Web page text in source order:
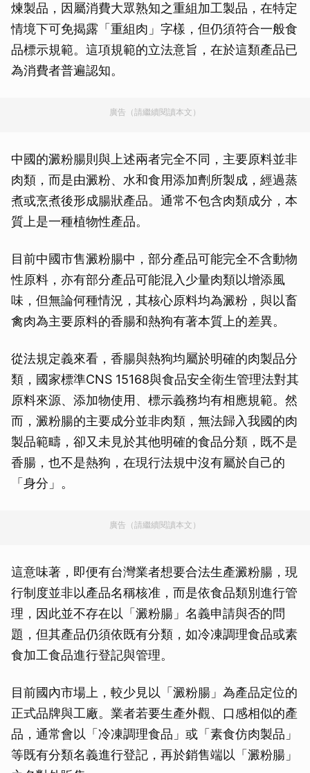
煉製品，因屬消費大眾熟知之重組加工製品，在特定
情境下可免揭露「重組肉」字樣，但仍須符合一般食
品標示規範。這項規範的立法意旨，在於這類產品已
為消費者普遍認知。
廣告（請繼續閱讀本文）
中國的澱粉腸則與上述兩者完全不同，主要原料並非
肉類，而是由澱粉、水和食用添加劑所製成，經過蒸
煮或烹煮後形成腸狀產品。通常不包含肉類成分，本
質上是一種植物性產品。
目前中國市售澱粉腸中，部分產品可能完全不含動物
性原料，亦有部分產品可能混入少量肉類以增添風
味，但無論何種情況，其核心原料均為澱粉，與以畜
禽肉為主要原料的香腸和熱狗有著本質上的差異。
從法規定義來看，香腸與熱狗均屬於明確的肉製品分
類，國家標準CNS 15168與食品安全衛生管理法對其
原料來源、添加物使用、標示義務均有相應規範。然
而，澱粉腸的主要成分並非肉類，無法歸入我國的肉
製品範疇，卻又未見於其他明確的食品分類，既不是
香腸，也不是熱狗，在現行法規中沒有屬於自己的
「身分」。
廣告（請繼續閱讀本文）
這意味著，即便有台灣業者想要合法生產澱粉腸，現
行制度並非以產品名稱核准，而是依食品類別進行管
理，因此並不存在以「澱粉腸」名義申請與否的問
題，但其產品仍須依既有分類，如冷凍調理食品或素
食加工食品進行登記與管理。
目前國內市場上，較少見以「澱粉腸」為產品定位的
正式品牌與工廠。業者若要生產外觀、口感相似的產
品，通常會以「冷凍調理食品」或「素食仿肉製品」
等既有分類名義進行登記，再於銷售端以「澱粉腸」